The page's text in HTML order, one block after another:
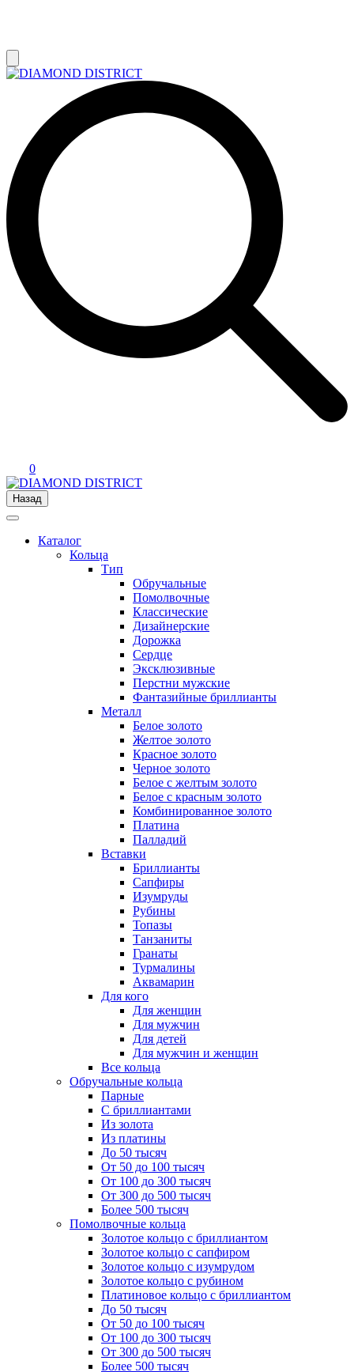
0
Назад
Каталог
Кольца
Тип
Обручальные
Помолвочные
Классические
Дизайнерские
Дорожка
Сердце
Эксклюзивные
Перстни мужские
Фантазийные бриллианты
Металл
Белое золото
Желтое золото
Красное золото
Черное золото
Белое с желтым золото
Белое с красным золото
Комбинированное золото
Платина
Палладий
Вставки
Бриллианты
Сапфиры
Изумруды
Рубины
Топазы
Танзаниты
Гранаты
Турмалины
Аквамарин
Для кого
Для женщин
Для мужчин
Для детей
Для мужчин и женщин
Все кольца
Обручальные кольца
Парные
С бриллиантами
Из золота
Из платины
До 50 тысяч
От 50 до 100 тысяч
От 100 до 300 тысяч
От 300 до 500 тысяч
Более 500 тысяч
Помолвочные кольца
Золотое кольцо с бриллиантом
Золотое кольцо с сапфиром
Золотое кольцо с изумрудом
Золотое кольцо с рубином
Платиновое кольцо с бриллиантом
До 50 тысяч
От 50 до 100 тысяч
От 100 до 300 тысяч
От 300 до 500 тысяч
Более 500 тысяч